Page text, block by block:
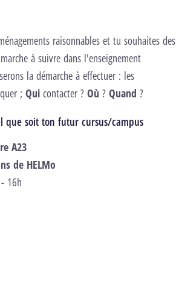
raisonnables et tu souhaites des
à suivre dans l'enseignement
la démarche à effectuer : les
; Qui contacter ? Où ? Quand ?
que soit ton futur cursus/campus
A23
de HELMo
16h